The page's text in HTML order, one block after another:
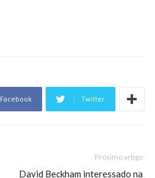
Facebook Twitter
Próximo artigo
David Beckham interessado na